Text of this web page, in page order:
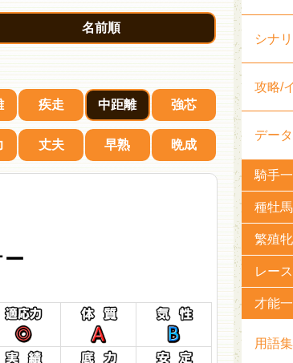
名前順
疾走 中距離 強芯
丈夫 早熟 晩成
シナ
攻略/
デー
騎手
種牡
繁殖
レー
才能
用語集